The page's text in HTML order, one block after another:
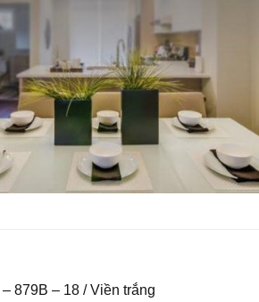
879B – 18 / Viền trắng